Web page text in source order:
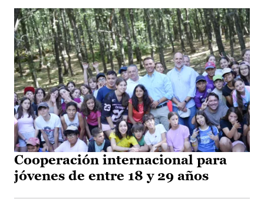
Cooperación internacional para
jóvenes de entre 18 y 29 años